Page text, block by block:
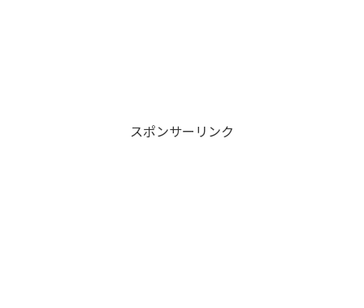
スポンサーリンク